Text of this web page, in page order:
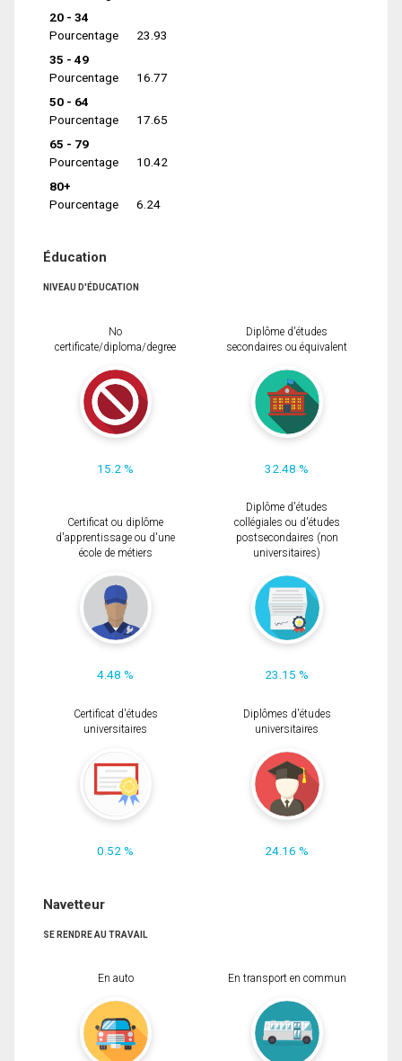
20 - 34
Pourcentage
23.93
35 - 49
Pourcentage
16.77
50 - 64
Pourcentage
17.65
65 - 79
Pourcentage
10.42
80+
Pourcentage
6.24
Éducation
NIVEAU D'ÉDUCATION
No
certificate/diploma/degree
15.2 %
Diplôme d'études
secondaires ou équivalent
32.48 %
Certificat ou diplôme
d'apprentissage ou d'une
école de métiers
4.48 %
Diplôme d'études
collégiales ou d'études
postsecondaires (non
universitaires)
23.15 %
Certificat d'études
universitaires
0.52 %
Diplômes d'études
universitaires
24.16 %
Navetteur
SE RENDRE AU TRAVAIL
En auto En transport en commun